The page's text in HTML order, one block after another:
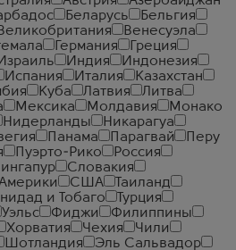
Беларусь
Бельгия
Великобритания
Венесуэла
Германия
Греция
Индия
Индонезия
Испания Италия
Казахстан
Куба Латвия
Литва
Мексика Молдавия
Монако
Нидерланды
Никарагуа
Панама Парагвай
Перу
Пуэрто-Рико
Россия
Словакия
США
Таиланд
и Тобаго
Турция
Уэльс Фиджи
Филиппины
Хорватия Чехия
Чили
Шотландия
Эль Сальвадор